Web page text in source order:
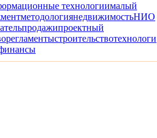
технологиималый
методологиянедвижимостьНИО
продажипроектный
регламентыстроительствотехнологи